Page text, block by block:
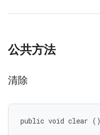
公共方法
清除
public void clear ()